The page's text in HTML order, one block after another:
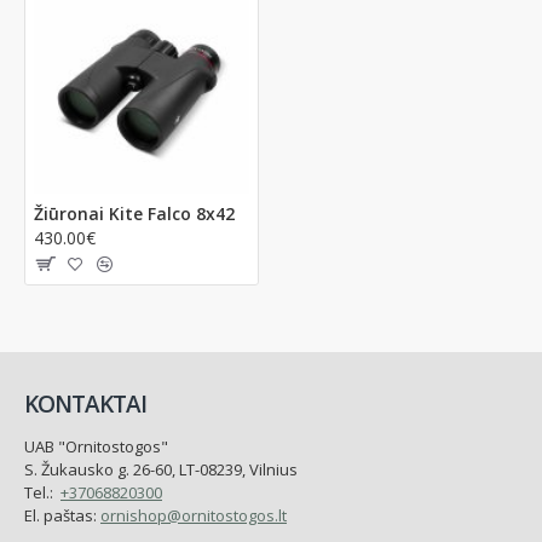
Žiūronai Kite Falco 8x42
430.00€
KONTAKTAI
UAB "Ornitostogos"
S. Žukausko g. 26-60, LT-08239, Vilnius
Tel.: +37068820300
El. paštas: ornishop@ornitostogos.lt